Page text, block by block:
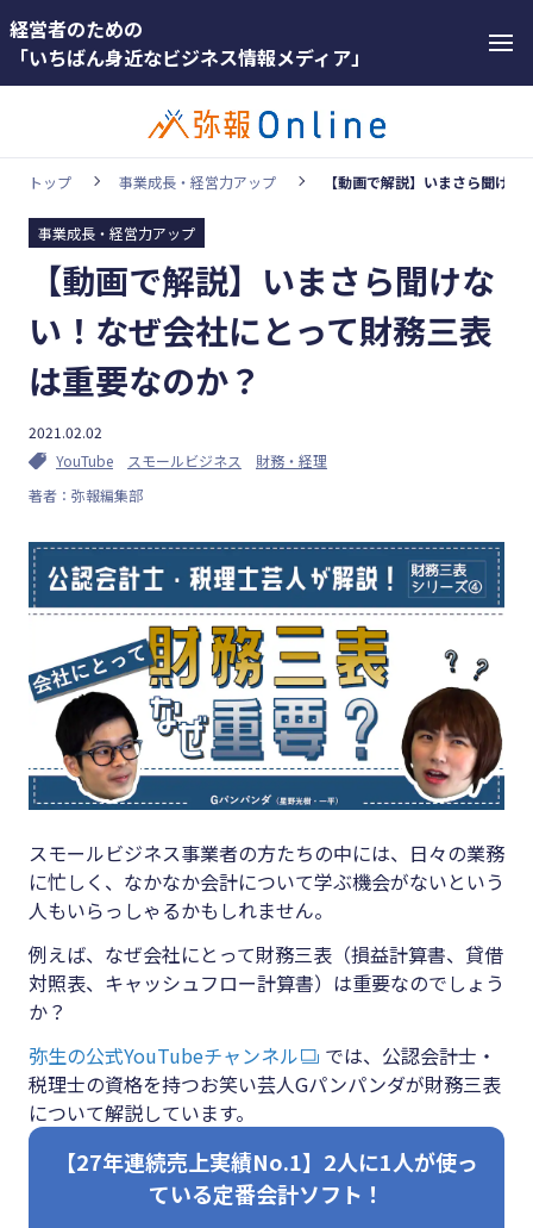
経営者のための
「いちばん身近なビジネス情報メディア」
カテゴリー
顧客獲得・売上アップ
人材（採用・育成・定着）
事業成長・経営力アップ
経営ノウハウ＆トレンド
キーワード
#インボイス
#インボイス制度
#電子帳簿保存法
#集客
#資金調達
#DX
#生産性向上
#採用
#人材育成
#店舗経営
#クラブオフ
無料で会計ソフトを試す
ホットワー
#インボ
イス
#インボ
イス制度
#電子帳
#集客
#資金調
#DX
#生産性
向上
#採用
#人材育
#店舗経
#クラブ
トップ 事業成長・経営力アップ 【動画で解説】いまさら聞け
事業成長・経営力アップ
【動画で解説】いまさら聞けな
い！なぜ会社にとって財務三表
は重要なのか？
2021.02.02
YouTube
スモールビジネス
財務・経理
著者：弥報編集部
スモールビジネス事業者の方たちの中には、日々の業務
に忙しく、なかなか会計について学ぶ機会がないという
人もいらっしゃるかもしれません。
例えば、なぜ会社にとって財務三表（損益計算書、貸借
対照表、キャッシュフロー計算書）は重要なのでしょう
か？
弥生の公式YouTubeチャンネル
では、公認会計士・
税理士の資格を持つお笑い芸人Gパンパンダが財務三表
について解説しています。
【27年連続売上実績No.1】2人に1人が使っ
ている定番会計ソフト！